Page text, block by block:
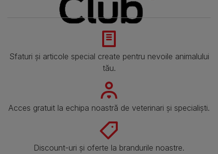
Sfaturi și articole special create pentru nevoile animalului
tău.
Acces gratuit la echipa noastră de veterinari și specialiști.
Discount-uri și oferte la brandurile noastre.